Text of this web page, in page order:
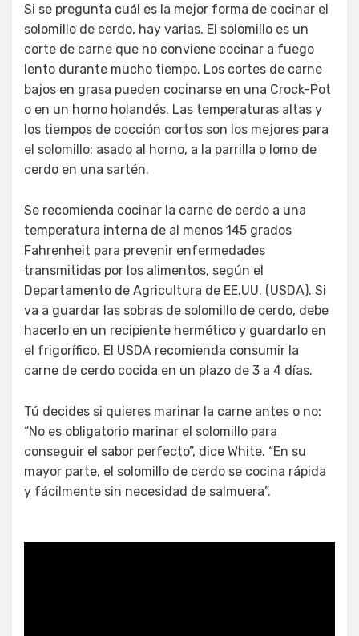
Si se pregunta cuál es la mejor forma de cocinar el
solomillo de cerdo, hay varias. El solomillo es un
corte de carne que no conviene cocinar a fuego
lento durante mucho tiempo. Los cortes de carne
bajos en grasa pueden cocinarse en una Crock-Pot
o en un horno holandés. Las temperaturas altas y
los tiempos de cocción cortos son los mejores para
el solomillo: asado al horno, a la parrilla o lomo de
cerdo en una sartén.
Se recomienda cocinar la carne de cerdo a una
temperatura interna de al menos 145 grados
Fahrenheit para prevenir enfermedades
transmitidas por los alimentos, según el
Departamento de Agricultura de EE.UU. (USDA). Si
va a guardar las sobras de solomillo de cerdo, debe
hacerlo en un recipiente hermético y guardarlo en
el frigorífico. El USDA recomienda consumir la
carne de cerdo cocida en un plazo de 3 a 4 días.
Tú decides si quieres marinar la carne antes o no:
“No es obligatorio marinar el solomillo para
conseguir el sabor perfecto”, dice White. “En su
mayor parte, el solomillo de cerdo se cocina rápida
y fácilmente sin necesidad de salmuera”.